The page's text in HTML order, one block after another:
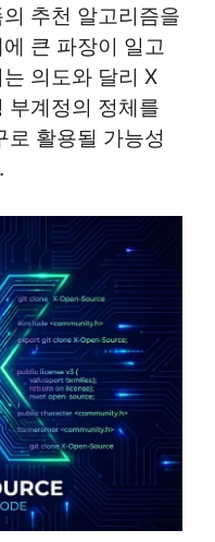
추천 알고리즘을
큰 파장이 일고
의도와 달리 X
부계정의 정체를
로 활용될 가능성